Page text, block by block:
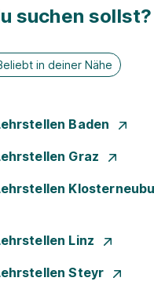
suchen sollst?
in deiner Nähe
Baden
Graz
Linz
Steyr